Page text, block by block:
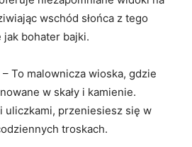
wschód słońca z tego
bohater bajki.
To malownicza wioska, gdzie
​w skały i kamienie.
uliczkami, przeniesiesz⁤ się w
troskach.